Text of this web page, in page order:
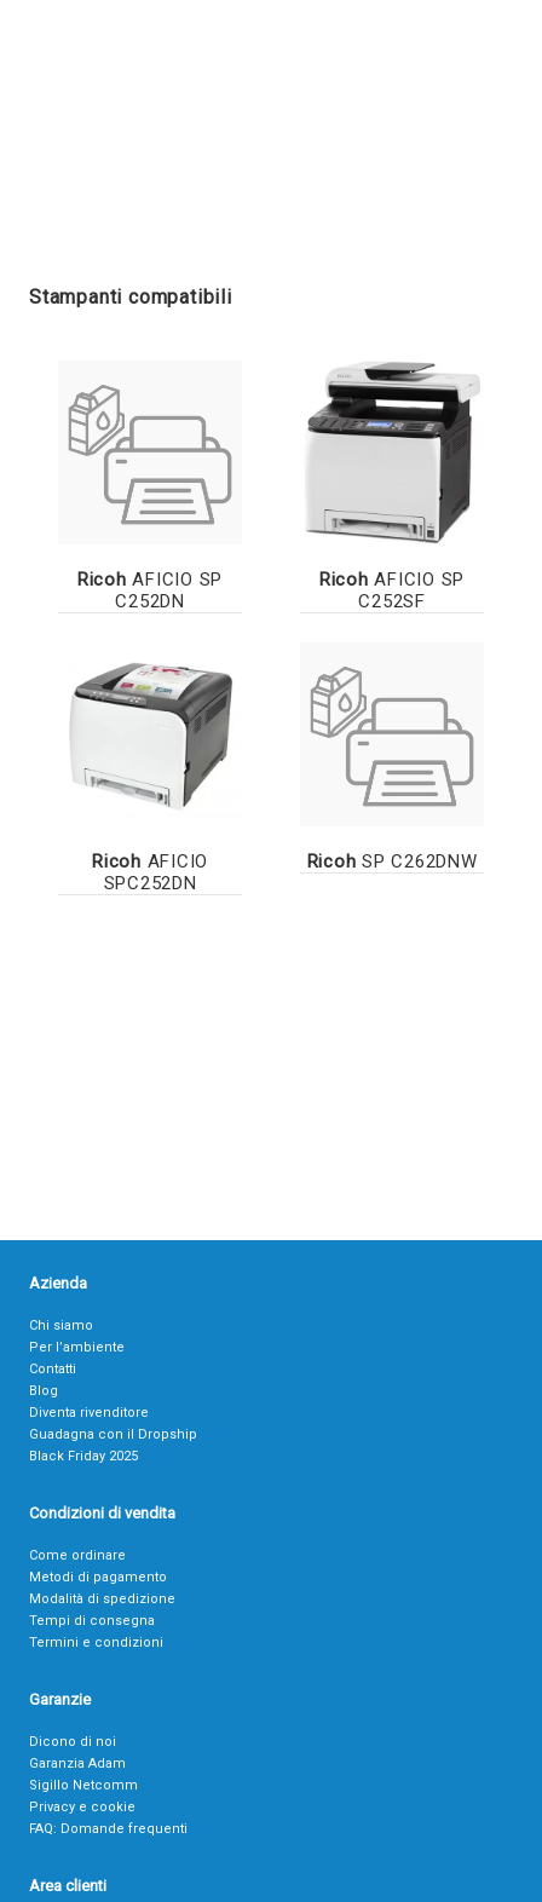
Stampanti compatibili
Ricoh AFICIO SP
C252DN
Ricoh AFICIO SP
C252SF
Ricoh AFICIO
SPC252DN
Ricoh SP C262DNW
Azienda
Chi siamo
Per l’ambiente
Contatti
Blog
Diventa rivenditore
Guadagna con il Dropship
Black Friday 2025
Condizioni di vendita
Come ordinare
Metodi di pagamento
Modalità di spedizione
Tempi di consegna
Termini e condizioni
Garanzie
Dicono di noi
Garanzia Adam
Sigillo Netcomm
Privacy e cookie
FAQ: Domande frequenti
Area clienti